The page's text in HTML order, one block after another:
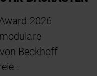
2026
Beckhoff